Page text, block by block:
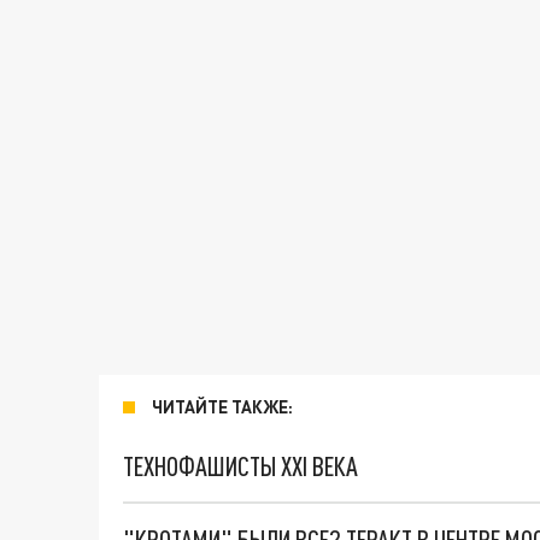
ЧИТАЙТЕ ТАКЖЕ:
ТЕХНОФАШИСТЫ XXI ВЕКА